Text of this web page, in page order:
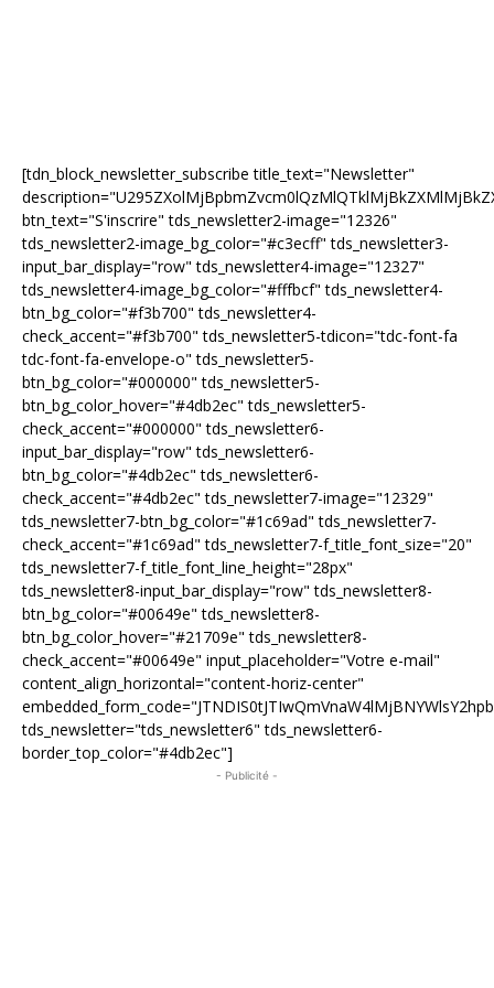
[tdn_block_newsletter_subscribe title_text="Newsletter"
btn_text="S'inscrire" tds_newsletter2-image="12326"
tds_newsletter2-image_bg_color="#c3ecff" tds_newsletter3-
input_bar_display="row" tds_newsletter4-image="12327"
tds_newsletter4-image_bg_color="#fffbcf" tds_newsletter4-
btn_bg_color="#f3b700" tds_newsletter4-
check_accent="#f3b700" tds_newsletter5-tdicon="tdc-font-fa
tdc-font-fa-envelope-o" tds_newsletter5-
btn_bg_color="#000000" tds_newsletter5-
btn_bg_color_hover="#4db2ec" tds_newsletter5-
check_accent="#000000" tds_newsletter6-
input_bar_display="row" tds_newsletter6-
btn_bg_color="#4db2ec" tds_newsletter6-
check_accent="#4db2ec" tds_newsletter7-image="12329"
tds_newsletter7-btn_bg_color="#1c69ad" tds_newsletter7-
check_accent="#1c69ad" tds_newsletter7-f_title_font_size="20"
tds_newsletter7-f_title_font_line_height="28px"
tds_newsletter8-input_bar_display="row" tds_newsletter8-
btn_bg_color="#00649e" tds_newsletter8-
btn_bg_color_hover="#21709e" tds_newsletter8-
check_accent="#00649e" input_placeholder="Votre e-mail"
content_align_horizontal="content-horiz-center"
tds_newsletter="tds_newsletter6" tds_newsletter6-
border_top_color="#4db2ec"]
- Publicité -